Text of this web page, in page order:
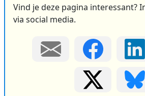
Vind je deze pagina interessant?
via social media.